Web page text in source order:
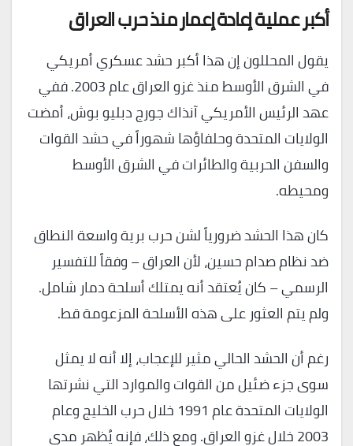
أكبر عملية إعادة إعمار منذ حرب العراق
يقول المحللون إن هذا أكبر حشد عسكري أمريكي
في الشرق الأوسط منذ غزو العراق عام 2003. ففي
عهد الرئيس الأمريكي آنذاك جورج دبليو بوش، أمضت
الولايات المتحدة وحلفاؤها شهوراً في حشد القوات
والسفن الحربية والطائرات في الشرق الأوسط
ومحيطه.
كان هذا الحشد ضرورياً لشن حرب برية واسعة النطاق
ضد نظام صدام حسين، لأن العراق – وفقاً للتفسير
الرسمي – كان يُعتقد أنه يمتلك أسلحة دمار شامل.
ولم يتم العثور على هذه الأسلحة المزعومة قط.
رغم أن الحشد الحالي مثير للإعجاب، إلا أنه لا يمثل
سوى جزء ضئيل من القوات والموارد التي نشرتها
الولايات المتحدة عام 1991 خلال حرب الخليج وعام
2003 خلال غزو العراق. ومع ذلك، فإنه يُظهر مدى